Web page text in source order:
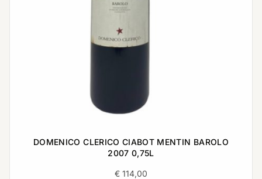
DOMENICO CLERICO CIABOT MENTIN BAROLO
2007 0,75L
€ 114,00